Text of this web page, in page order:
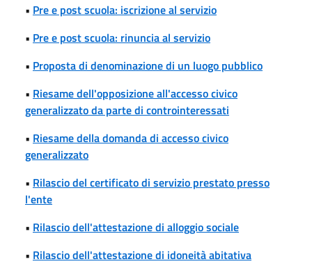
• Pre e post scuola: iscrizione al servizio
• Pre e post scuola: rinuncia al servizio
• Proposta di denominazione di un luogo pubblico
• Riesame dell'opposizione all'accesso civico
generalizzato da parte di controinteressati
• Riesame della domanda di accesso civico
generalizzato
• Rilascio del certificato di servizio prestato presso
l'ente
• Rilascio dell'attestazione di alloggio sociale
• Rilascio dell'attestazione di idoneità abitativa